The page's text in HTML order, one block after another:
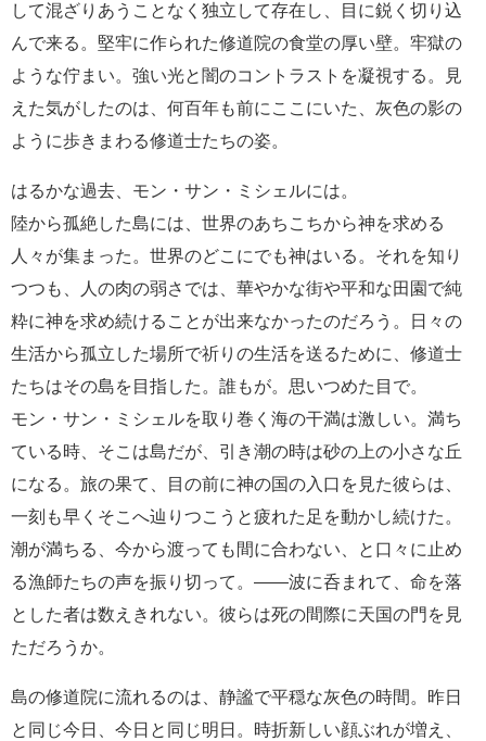
して混ざりあうことなく独立して存在し、目に鋭く切り込
んで来る。堅牢に作られた修道院の食堂の厚い壁。牢獄の
ような佇まい。強い光と闇のコントラストを凝視する。見
えた気がしたのは、何百年も前にここにいた、灰色の影の
ように歩きまわる修道士たちの姿。
はるかな過去、モン・サン・ミシェルには。
陸から孤絶した島には、世界のあちこちから神を求める
人々が集まった。世界のどこにでも神はいる。それを知り
つつも、人の肉の弱さでは、華やかな街や平和な田園で純
粋に神を求め続けることが出来なかったのだろう。日々の
生活から孤立した場所で祈りの生活を送るために、修道士
たちはその島を目指した。誰もが。思いつめた目で。
モン・サン・ミシェルを取り巻く海の干満は激しい。満ち
ている時、そこは島だが、引き潮の時は砂の上の小さな丘
になる。旅の果て、目の前に神の国の入口を見た彼らは、
一刻も早くそこへ辿りつこうと疲れた足を動かし続けた。
潮が満ちる、今から渡っても間に合わない、と口々に止め
る漁師たちの声を振り切って。――波に呑まれて、命を落
とした者は数えきれない。彼らは死の間際に天国の門を見
ただろうか。
島の修道院に流れるのは、静謐で平穏な灰色の時間。昨日
と同じ今日、今日と同じ明日。時折新しい顔ぶれが増え、